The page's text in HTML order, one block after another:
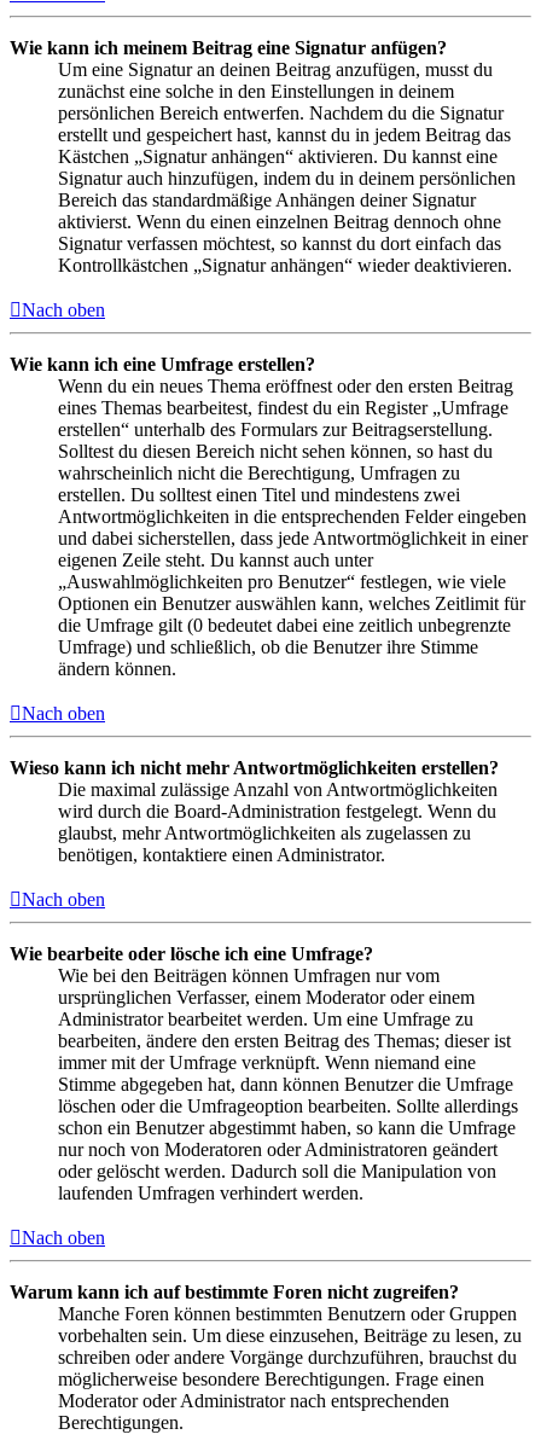
Wie kann ich meinem Beitrag eine Signatur anfügen?
Um eine Signatur an deinen Beitrag anzufügen, musst du
zunächst eine solche in den Einstellungen in deinem
persönlichen Bereich entwerfen. Nachdem du die Signatur
erstellt und gespeichert hast, kannst du in jedem Beitrag das
Kästchen „Signatur anhängen“ aktivieren. Du kannst eine
Signatur auch hinzufügen, indem du in deinem persönlichen
Bereich das standardmäßige Anhängen deiner Signatur
aktivierst. Wenn du einen einzelnen Beitrag dennoch ohne
Signatur verfassen möchtest, so kannst du dort einfach das
Kontrollkästchen „Signatur anhängen“ wieder deaktivieren.
Nach oben
Wie kann ich eine Umfrage erstellen?
Wenn du ein neues Thema eröffnest oder den ersten Beitrag
eines Themas bearbeitest, findest du ein Register „Umfrage
erstellen“ unterhalb des Formulars zur Beitragserstellung.
Solltest du diesen Bereich nicht sehen können, so hast du
wahrscheinlich nicht die Berechtigung, Umfragen zu
erstellen. Du solltest einen Titel und mindestens zwei
Antwortmöglichkeiten in die entsprechenden Felder eingeben
und dabei sicherstellen, dass jede Antwortmöglichkeit in einer
eigenen Zeile steht. Du kannst auch unter
„Auswahlmöglichkeiten pro Benutzer“ festlegen, wie viele
Optionen ein Benutzer auswählen kann, welches Zeitlimit für
die Umfrage gilt (0 bedeutet dabei eine zeitlich unbegrenzte
Umfrage) und schließlich, ob die Benutzer ihre Stimme
ändern können.
Nach oben
Wieso kann ich nicht mehr Antwortmöglichkeiten erstellen?
Die maximal zulässige Anzahl von Antwortmöglichkeiten
wird durch die Board-Administration festgelegt. Wenn du
glaubst, mehr Antwortmöglichkeiten als zugelassen zu
benötigen, kontaktiere einen Administrator.
Nach oben
Wie bearbeite oder lösche ich eine Umfrage?
Wie bei den Beiträgen können Umfragen nur vom
ursprünglichen Verfasser, einem Moderator oder einem
Administrator bearbeitet werden. Um eine Umfrage zu
bearbeiten, ändere den ersten Beitrag des Themas; dieser ist
immer mit der Umfrage verknüpft. Wenn niemand eine
Stimme abgegeben hat, dann können Benutzer die Umfrage
löschen oder die Umfrageoption bearbeiten. Sollte allerdings
schon ein Benutzer abgestimmt haben, so kann die Umfrage
nur noch von Moderatoren oder Administratoren geändert
oder gelöscht werden. Dadurch soll die Manipulation von
laufenden Umfragen verhindert werden.
Nach oben
Warum kann ich auf bestimmte Foren nicht zugreifen?
Manche Foren können bestimmten Benutzern oder Gruppen
vorbehalten sein. Um diese einzusehen, Beiträge zu lesen, zu
schreiben oder andere Vorgänge durchzuführen, brauchst du
möglicherweise besondere Berechtigungen. Frage einen
Moderator oder Administrator nach entsprechenden
Berechtigungen.